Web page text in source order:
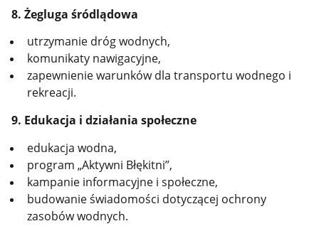
8. Żegluga śródlądowa
utrzymanie dróg wodnych,
komunikaty nawigacyjne,
zapewnienie warunków dla transportu wodnego i
rekreacji.
9. Edukacja i działania społeczne
edukacja wodna,
program „Aktywni Błękitni”,
kampanie informacyjne i społeczne,
budowanie świadomości dotyczącej ochrony
zasobów wodnych.